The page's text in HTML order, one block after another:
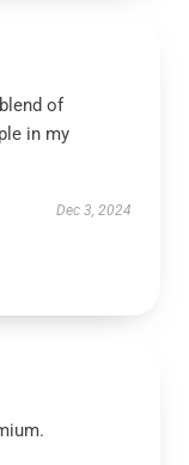
of
in my
Dec 3, 2024